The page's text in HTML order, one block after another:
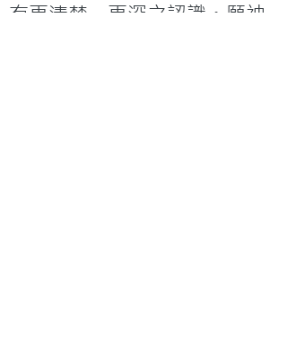
有更清楚、更深之認識。願神